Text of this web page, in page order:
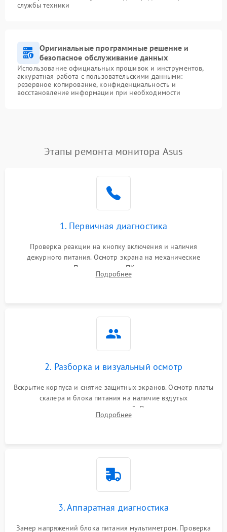
службы техники
Оригинальные программные решение и
безопасное обслуживание данных
Использование официальных прошивок и инструментов,
аккуратная работа с пользовательскими данными:
резервное копирование, конфиденциальность и
восстановление информации при необходимости
Этапы ремонта монитора Asus
1. Первичная диагностика
Проверка реакции на кнопку включения и наличия
дежурного питания. Осмотр экрана на механические
повреждения. Подключение к ПК для оценки вывода
изображения, работы подсветки и выявления артефактов на
Подробнее
2. Разборка и визуальный осмотр
Вскрытие корпуса и снятие защитных экранов. Осмотр платы
скалера и блока питания на наличие вздутых
конденсаторов, прогаров, окислений. Проверка надежности
контактов и целостности шлейфов матрицы.
Подробнее
3. Аппаратная диагностика
Замер напряжений блока питания мультиметром. Проверка